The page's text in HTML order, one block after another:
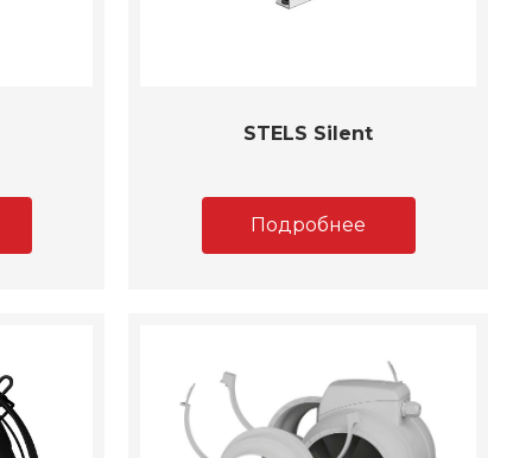
STELS Silent
Подробнее